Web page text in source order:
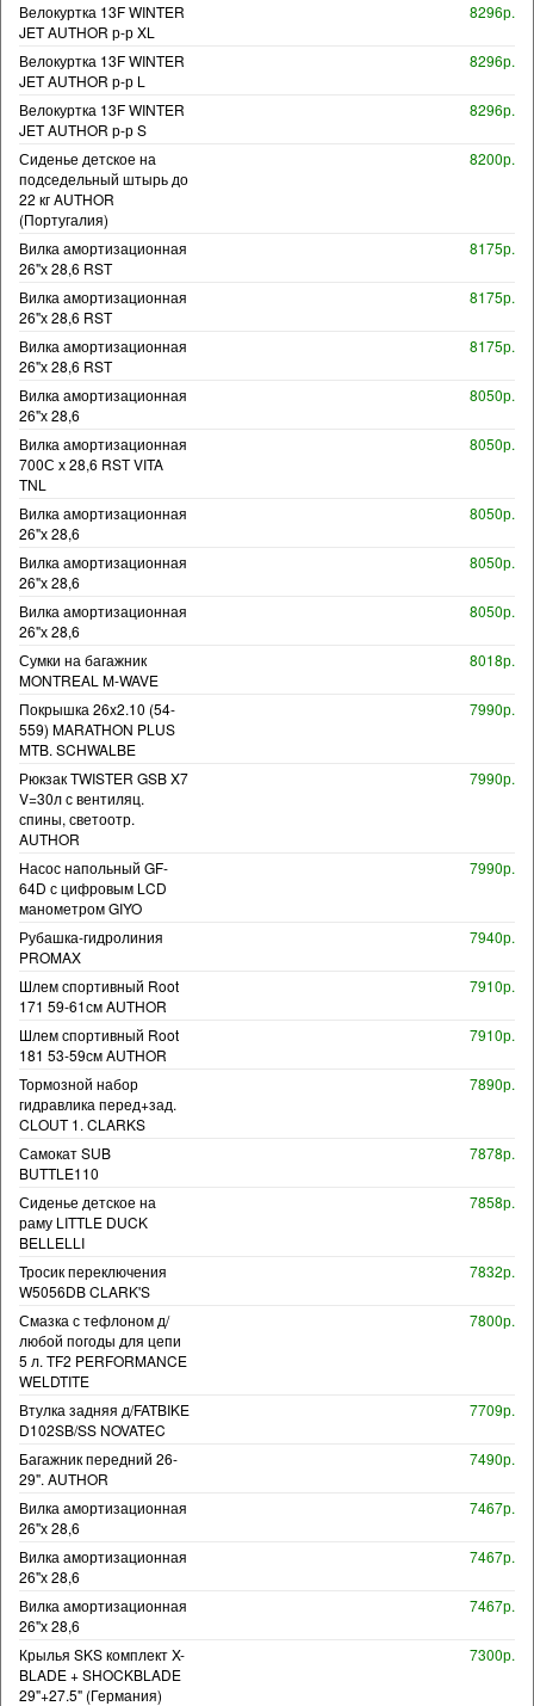
Велокуртка 13F WINTER
JET AUTHOR р-р XL
8296р.
Велокуртка 13F WINTER
JET AUTHOR р-р L
8296р.
Велокуртка 13F WINTER
JET AUTHOR р-р S
8296р.
Сиденье детское на
подседельный штырь до
22 кг AUTHOR
(Португалия)
8200р.
Вилка амортизационная
26"х 28,6 RST
8175р.
Вилка амортизационная
26"х 28,6 RST
8175р.
Вилка амортизационная
26"х 28,6 RST
8175р.
Вилка амортизационная
26"х 28,6
8050р.
Вилка амортизационная
700С х 28,6 RST VITA
TNL
8050р.
Вилка амортизационная
26"х 28,6
8050р.
Вилка амортизационная
26"х 28,6
8050р.
Вилка амортизационная
26"х 28,6
8050р.
Сумки на багажник
MONTREAL M-WAVE
8018р.
Покрышка 26x2.10 (54-
559) MARATHON PLUS
MTB. SCHWALBE
7990р.
Рюкзак TWISTER GSB X7
V=30л с вентиляц.
спины, светоотр.
AUTHOR
7990р.
Насос напольный GF-
64D с цифровым LCD
манометром GIYO
7990р.
Рубашка-гидролиния
PROMAX
7940р.
Шлем спортивный Root
171 59-61см AUTHOR
7910р.
Шлем спортивный Root
181 53-59см AUTHOR
7910р.
Тормозной набор
гидравлика перед+зад.
CLOUT 1. CLARKS
7890р.
Самокат SUB
BUTTLE110
7878р.
Сиденье детское на
раму LITTLE DUCK
BELLELLI
7858р.
Тросик переключения
W5056DB CLARK'S
7832р.
Смазка с тефлоном д/
любой погоды для цепи
5 л. TF2 PERFORMANCE
WELDTITE
7800р.
Втулка задняя д/FATBIKE
D102SB/SS NOVATEC
7709р.
Багажник передний 26-
29". AUTHOR
7490р.
Вилка амортизационная
26"х 28,6
7467р.
Вилка амортизационная
26"х 28,6
7467р.
Вилка амортизационная
26"х 28,6
7467р.
Крылья SKS комплект X-
BLADE + SHOCKBLADE
29"+27.5" (Германия)
7300р.